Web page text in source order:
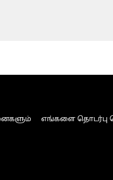
எங்களை தொடர்பு